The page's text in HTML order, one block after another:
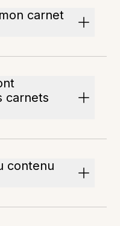
carnet
carnets
contenu